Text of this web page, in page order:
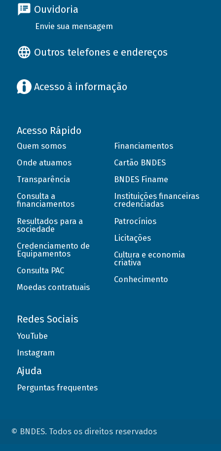
Ouvidoria
Envie sua mensagem
Outros telefones e endereços
Acesso à informação
Acesso Rápido
Quem somos
Onde atuamos
Transparência
Consulta a
financiamentos
Resultados para a
sociedade
Credenciamento de
Equipamentos
Consulta PAC
Moedas contratuais
Financiamentos
Cartão BNDES
BNDES Finame
Instituições financeiras
credenciadas
Patrocínios
Licitações
Cultura e economia
criativa
Conhecimento
Redes Sociais
YouTube
Instagram
Ajuda
Perguntas frequentes
© BNDES. Todos os direitos reservados